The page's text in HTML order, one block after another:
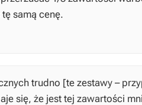
samą cenę.
trudno [te zestawy –
się, że jest tej zawartości